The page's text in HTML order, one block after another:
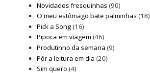
Novidades fresquinhas (90)
O meu estômago bate palminhas (18)
Pick a Song(16)
Pipoca em viagem (46)
Produtinho da semana (9)
Pôr a leitura em dia (20)
Sim quero (4)